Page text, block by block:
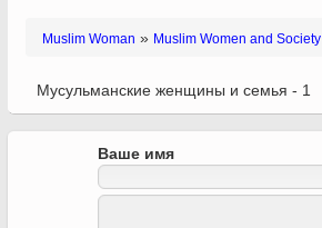
Muslim Woman » Muslim Women and Society
Мусульманские женщины и семья - 1
Ваше имя